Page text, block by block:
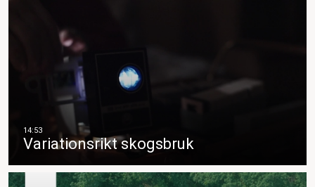
Variationsrikt skogsbruk